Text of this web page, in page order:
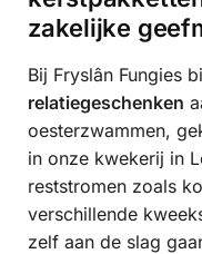
zakelijke
Bij Fryslân Fungies
relatiegeschenken
oesterzwammen,
in onze kwekerij in
reststromen zoals
verschillende
zelf aan de slag